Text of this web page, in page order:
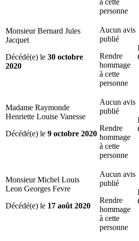
personne
Monsieur Bernard Jules
Jacquet
Décédé(e) le 30 octobre
2020
Aucun avis
publié
Rendre
hommage
à cette
personne
Madame Raymonde
Henriette Louise Vanesse
Décédé(e) le 9 octobre 2020
Aucun avis
publié
Rendre
hommage
à cette
personne
Monsieur Michel Louis
Leon Georges Fevre
Décédé(e) le 17 août 2020
Aucun avis
publié
Rendre
hommage
à cette
personne